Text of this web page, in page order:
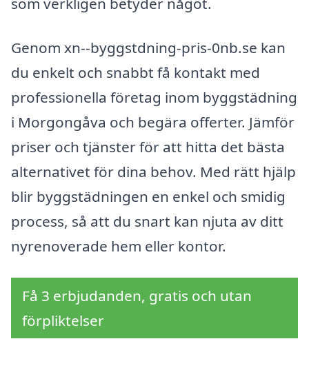
Genom xn--byggstdning-pris-0nb.se kan
du enkelt och snabbt få kontakt med
professionella företag inom byggstädning
i Morgongåva och begära offerter. Jämför
priser och tjänster för att hitta det bästa
alternativet för dina behov. Med rätt hjälp
blir byggstädningen en enkel och smidig
process, så att du snart kan njuta av ditt
nyrenoverade hem eller kontor.
Få 3 erbjudanden, gratis och utan
förpliktelser